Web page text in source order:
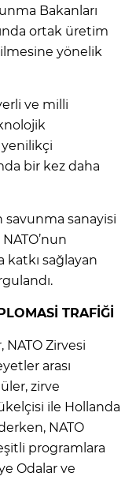
Bakanları
ortak üretim
yönelik
ve milli
bir kez daha
savunma sanayisi
katkı sağlayan
TRAFİĞİ
NATO Zirvesi
arası
zirve
ile Hollanda
NATO
programlara
Odalar ve